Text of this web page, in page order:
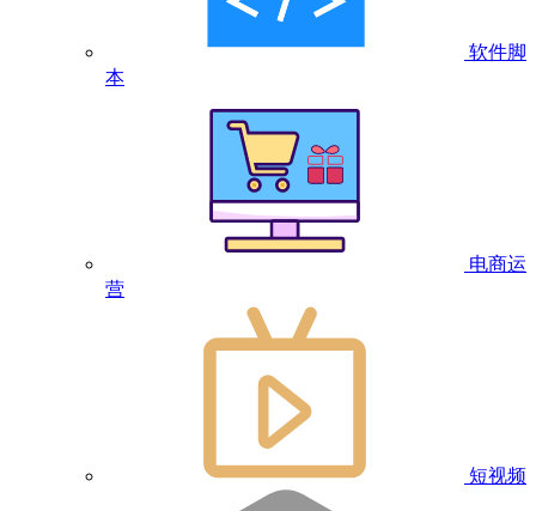
软件脚
本
电商运
营
短视频